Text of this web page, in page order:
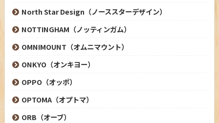
North Star Design（ノーススターデザイン）
NOTTINGHAM（ノッティンガム）
OMNIMOUNT（オムニマウント）
ONKYO（オンキヨー）
OPPO（オッポ）
OPTOMA（オプトマ）
ORB（オーブ）